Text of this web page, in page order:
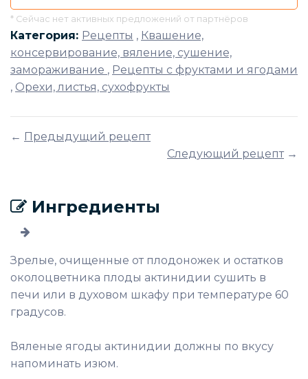
* Сейчас нет активных предложений от партнёров
Категория: Рецепты , Квашение,
консервирование, вяление, сушение,
замораживание , Рецепты с фруктами и ягодами
, Орехи, листья, сухофрукты
← Предыдущий рецепт
Следующий рецепт→
Ингредиенты
Зрелые, очищенные от плодоножек и остатков
околоцветника плоды актинидии сушить в
печи или в духовом шкафу при температуре 60
градусов.
Вяленые ягоды актинидии должны по вкусу
напоминать изюм.